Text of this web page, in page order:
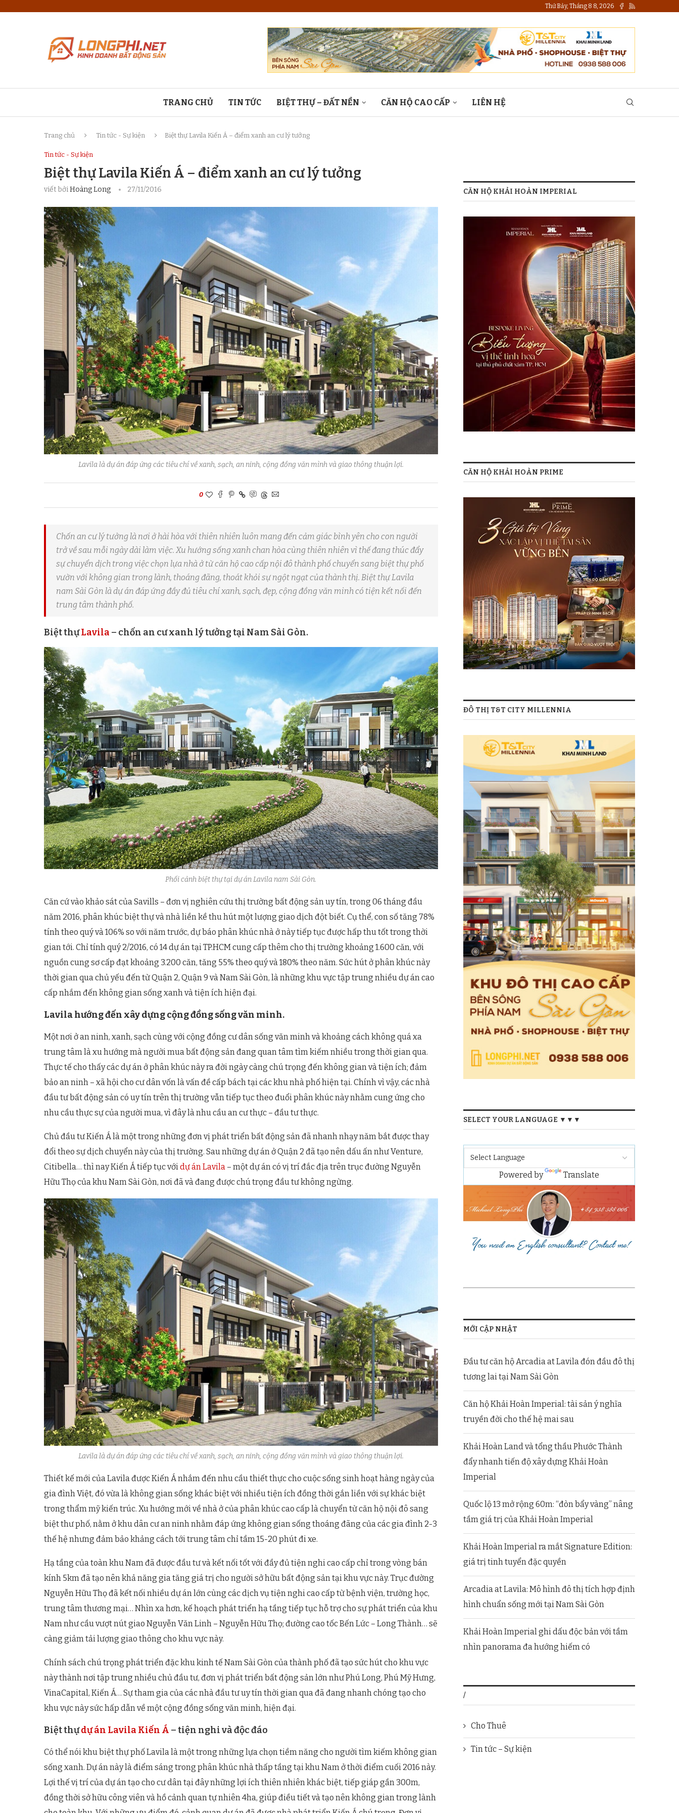
Thứ Bảy, Tháng 8 8, 2026
TRANG CHỦ TIN TỨC BIỆT THỰ – ĐẤT NỀN CĂN HỘ CAO CẤP LIÊN HỆ
Trang chủ Tin tức - Sự kiện Biệt thự Lavila Kiến Á – điểm xanh an cư lý tưởng
Tin tức - Sự kiện
Biệt thự Lavila Kiến Á – điểm xanh an cư lý tưởng
viết bởiHoàng Long 27/11/2016
Lavila là dự án đáp ứng các tiêu chí về xanh, sạch, an ninh, cộng đồng văn mình và giao thông thuận lợi.
0
Chốn an cư lý tưởng là nơi ở hài hòa với thiên nhiên luôn mang đến cảm giác bình yên cho con người
trở về sau mỗi ngày dài làm việc. Xu hướng sống xanh chan hòa cùng thiên nhiên vì thế đang thúc đẩy
sự chuyển dịch trong việc chọn lựa nhà ở từ căn hộ cao cấp nội đô thành phố chuyển sang biệt thự phố
vườn với không gian trong lành, thoáng đãng, thoát khỏi sự ngột ngạt của thành thị. Biệt thự Lavila
nam Sài Gòn là dự án đáp ứng đầy đủ tiêu chí xanh, sạch, đẹp, cộng đồng văn minh có tiện kết nối đến
trung tâm thành phố.
Biệt thựLavila – chốn an cư xanh lý tưởng tại Nam Sài Gòn.
Phối cảnh biệt thự tại dự án Lavila nam Sài Gòn.
Căn cứ vào khảo sát của Savills – đơn vị nghiên cứu thị trường bất động sản uy tín, trong 06 tháng đầu
năm 2016, phân khúc biệt thự và nhà liền kề thu hút một lượng giao dịch đột biết. Cụ thể, con số tăng 78%
tính theo quý và 106% so với năm trước, dự báo phân khúc nhà ở này tiếp tục được hấp thu tốt trong thời
gian tới. Chỉ tính quý 2/2016, có 14 dự án tại TP.HCM cung cấp thêm cho thị trường khoảng 1.600 căn, với
nguồn cung sơ cấp đạt khoảng 3.200 căn, tăng 55% theo quý và 180% theo năm. Sức hút ở phân khúc này
thời gian qua chủ yếu đến từ Quận 2, Quận 9 và Nam Sài Gòn, là những khu vực tập trung nhiều dự án cao
cấp nhắm đến không gian sống xanh và tiện ích hiện đại.
Lavila hướng đến xây dựng cộng đồng sống văn minh.
Một nơi ở an ninh, xanh, sạch cùng với cộng đồng cư dân sống văn minh và khoảng cách không quá xa
trung tâm là xu hướng mà người mua bất động sản đang quan tâm tìm kiếm nhiều trong thời gian qua.
Thực tế cho thấy các dự án ở phân khúc này ra đời ngày càng chú trọng đến không gian và tiện ích; đảm
bảo an ninh – xã hội cho cư dân vốn là vấn đề cấp bách tại các khu nhà phố hiện tại. Chính vì vậy, các nhà
đầu tư bất động sản có uy tín trên thị trường vẫn tiếp tục theo đuổi phân khúc này nhằm cung ứng cho
nhu cầu thực sự của người mua, vì đây là nhu cầu an cư thực – đầu tư thực.
Chủ đầu tư Kiến Á là một trong những đơn vị phát triển bất động sản đã nhanh nhạy năm bắt được thay
đổi theo sự dịch chuyển này của thị trường. Sau những dự án ở Quận 2 đã tạo nên dấu ấn như Venture,
Citibella… thì nay Kiến Á tiếp tục vớidự án Lavila – một dự án có vị trí đắc địa trên trục đường Nguyễn
Hữu Thọ của khu Nam Sài Gòn, nơi đã và đang được chú trọng đầu tư không ngừng.
Lavila là dự án đáp ứng các tiêu chí về xanh, sạch, an ninh, cộng đồng văn mình và giao thông thuận lợi.
Thiết kế mới của Lavila được Kiến Á nhắm đến nhu cầu thiết thực cho cuộc sống sinh hoạt hàng ngày của
gia đình Việt, đó vừa là không gian sống khác biệt với nhiều tiện ích đồng thời gắn liền với sự khác biệt
trong thẩm mỹ kiến trúc. Xu hướng mới về nhà ở của phân khúc cao cấp là chuyển từ căn hộ nội đô sang
biệt thư phố, nằm ở khu dân cư an ninh nhằm đáp ứng không gian sống thoáng đãng của các gia đình 2-3
thế hệ nhưng đảm bảo khảng cách tới trung tâm chỉ tầm 15-20 phút đi xe.
Hạ tầng của toàn khu Nam đã được đầu tư và kết nối tốt với đầy đủ tiện nghi cao cấp chỉ trong vòng bán
kính 5km đã tạo nên khả năng gia tăng giá trị cho người sở hữu bất động sản tại khu vực này. Trục đường
Nguyễn Hữu Thọ đã kết nối nhiều dự án lớn cùng các dịch vụ tiện nghi cao cấp từ bệnh viện, trường học,
trung tâm thương mại… Nhìn xa hơn, kế hoạch phát triển hạ tầng tiếp tục hỗ trợ cho sự phát triển của khu
Nam như cầu vượt nút giao Nguyễn Văn Linh – Nguyễn Hữu Thọ; đường cao tốc Bến Lức – Long Thành… sẽ
càng giảm tải lượng giao thông cho khu vực này.
Chính sách chú trọng phát triển đặc khu kinh tế Nam Sài Gòn của thành phố đã tạo sức hút cho khu vực
này thành nơi tập trung nhiều chủ đầu tư, đơn vị phát triển bất động sản lớn như Phú Long, Phú Mỹ Hưng,
VinaCapital, Kiến Á… Sự tham gia của các nhà đầu tư uy tín thời gian qua đã đang nhanh chóng tạo cho
khu vực này sức hấp dẫn về một cộng đồng sống văn minh, hiện đại.
Biệt thựdự án Lavila Kiến Á – tiện nghi và độc đáo
Có thể nói khu biệt thự phố Lavila là một trong những lựa chọn tiềm năng cho người tìm kiếm không gian
sống xanh. Dự án này là điểm sáng trong phân khúc nhà thấp tầng tại khu Nam ở thời điểm cuối 2016 này.
Lợi thế vị trí của dự án tạo cho cư dân tại đây những lợi ích thiên nhiên khác biệt, tiếp giáp gần 300m,
đồng thời sở hữu công viên và hồ cảnh quan tự nhiên 4ha, giúp điều tiết và tạo nên không gian trong lành
CĂN HỘ KHẢI HOÀN IMPERIAL
CĂN HỘ KHẢI HOÀN PRIME
ĐÔ THỊ T&T CITY MILLENNIA
SELECT YOUR LANGUAGE ▼▼▼
Powered by Translate
MỚI CẬP NHẬT
Đầu tư căn hộ Arcadia at Lavila đón đầu đô thị
tương lai tại Nam Sài Gòn
Căn hộ Khải Hoàn Imperial: tài sản ý nghĩa
truyền đời cho thế hệ mai sau
Khải Hoàn Land và tổng thầu Phước Thành
đẩy nhanh tiến độ xây dựng Khải Hoàn
Imperial
Quốc lộ 13 mở rộng 60m: “đòn bẩy vàng” nâng
tầm giá trị của Khải Hoàn Imperial
Khải Hoàn Imperial ra mắt Signature Edition:
giá trị tinh tuyển đặc quyền
Arcadia at Lavila: Mô hình đô thị tích hợp định
hình chuẩn sống mới tại Nam Sài Gòn
Khải Hoàn Imperial ghi dấu độc bản với tầm
nhìn panorama đa hướng hiếm có
/
Cho Thuê
Tin tức – Sự kiện